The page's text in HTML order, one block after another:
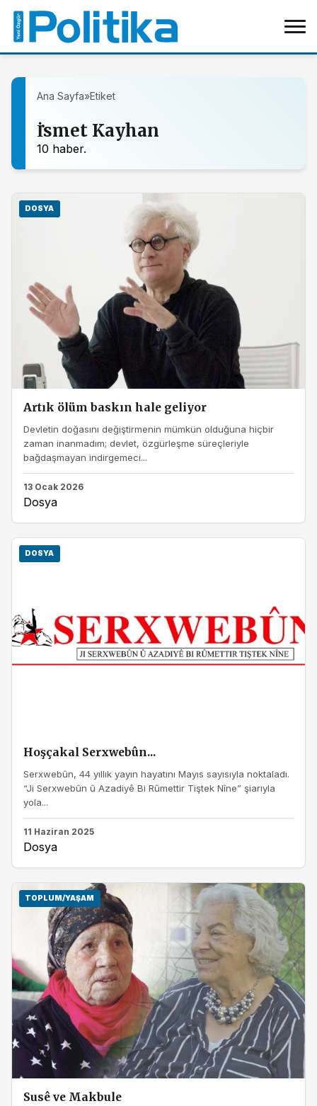
Ana Sayfa»Etiket
İ̇smet Kayhan
10 haber.
DOSYA
Artık ölüm baskın hale geliyor
Devletin doğasını değiştirmenin mümkün olduğuna hiçbir
zaman inanmadım; devlet, özgürleşme süreçleriyle
bağdaşmayan indirgemeci...
13 Ocak 2026
Dosya
DOSYA
Hoşçakal Serxwebûn...
Serxwebûn, 44 yıllık yayın hayatını Mayıs sayısıyla noktaladı.
“Ji Serxwebûn û Azadiyê Bi Rûmettir Tiştek Nîne” şiarıyla
yola...
11 Haziran 2025
Dosya
TOPLUM/YAŞAM
Susê ve Makbule